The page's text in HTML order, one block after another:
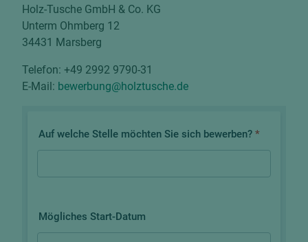
Holz-Tusche GmbH & Co. KG
Unterm Ohmberg 12
34431 Marsberg
Telefon: +49 2992 9790-31
E-Mail: bewerbung@holztusche.de